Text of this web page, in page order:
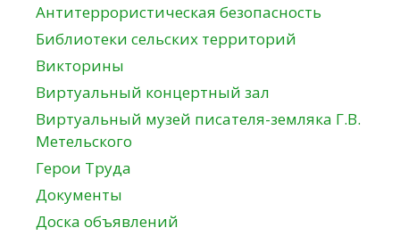
Антитеррористическая безопасность
Библиотеки сельских территорий
Викторины
Виртуальный концертный зал
Виртуальный музей писателя-земляка Г.В.
Метельского
Герои Труда
Документы
Доска объявлений